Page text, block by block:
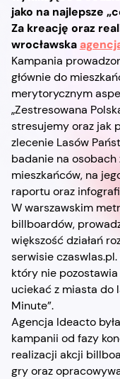
jako na najlepsze
Za kreację oraz
wrocławska
Kampania
głównie do
merytorycznym
„Zestresowana
stresujemy oraz jak
zlecenie Lasów
badanie na
mieszkańców, na
raportu oraz
W warszawskim
billboardów,
większość działań
serwisie
który nie
uciekać z miasta do
Minute”.
Agencja Ideacto
kampanii od fazy
realizacji akcji
gry oraz